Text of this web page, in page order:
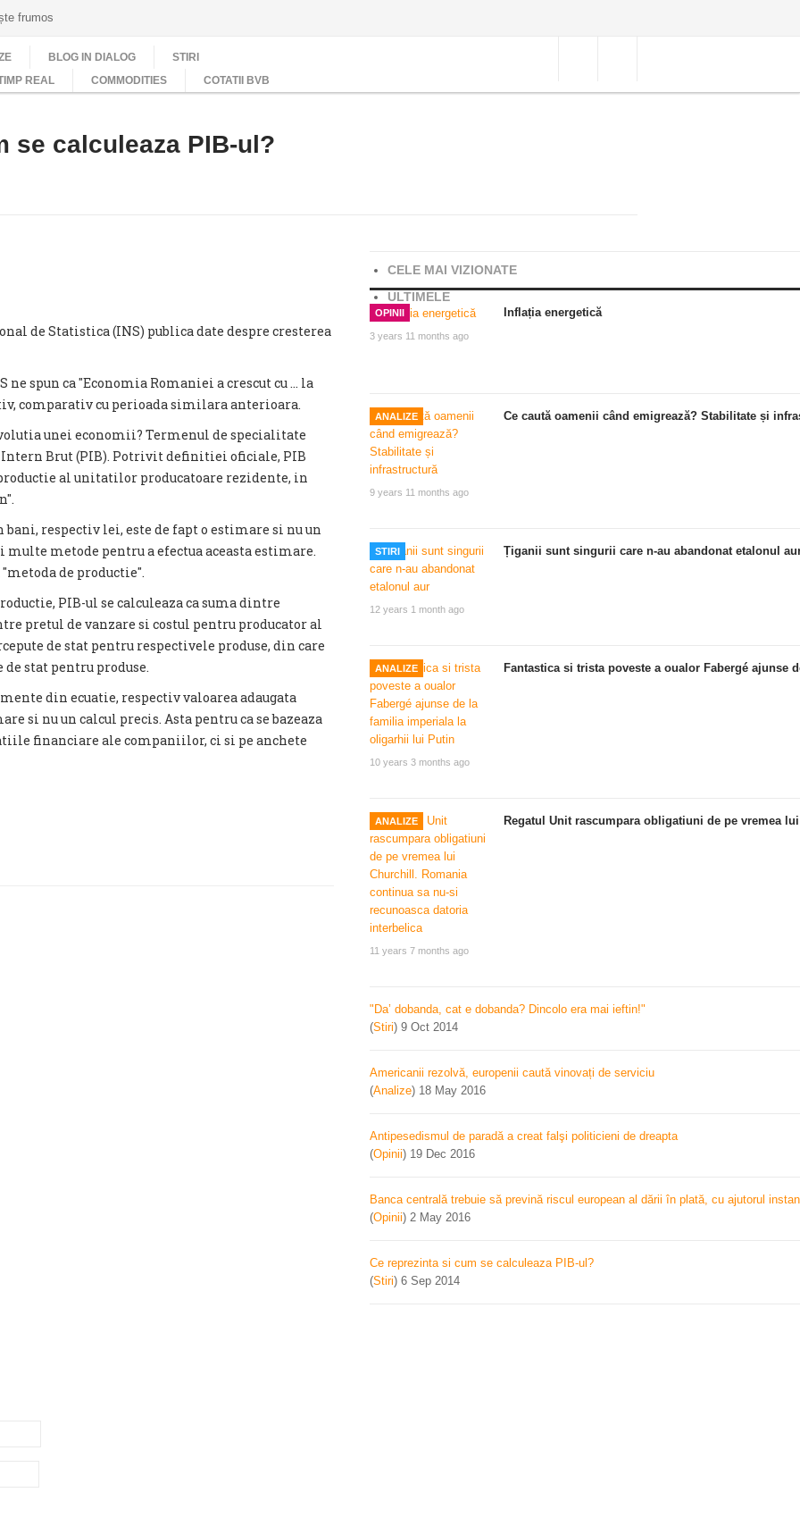
frumos
BLOG IN DIALOG
STIRI
REAL
COMMODITIES COTATII BVB
se calculeaza PIB-ul?
de Statistica (INS) publica date despre cresterea
spun ca "Economia Romaniei a crescut cu ... la
comparativ cu perioada similara anterioara.
unei economii? Termenul de specialitate
Brut (PIB). Potrivit definitiei oficiale, PIB
al unitatilor producatoare rezidente, in
respectiv lei, este de fapt o estimare si nu un
multe metode pentru a efectua aceasta estimare.
de productie".
PIB-ul se calculeaza ca suma dintre
pretul de vanzare si costul pentru producator al
de stat pentru respectivele produse, din care
stat pentru produse.
din ecuatie, respectiv valoarea adaugata
si nu un calcul precis. Asta pentru ca se bazeaza
financiare ale companiilor, ci si pe anchete
CELE MAI VIZIONATE
ULTIMELE
OPINII
3 years 11 months ago
Inflația energetică
ANALIZE
9 years 11 months ago
Ce caută oamenii când emigrează? Stabilitate și
STIRI
12 years 1 month ago
Țiganii sunt singurii care n-au abandonat etalonul
ANALIZE
10 years 3 months ago
Fantastica si trista poveste a oualor Fabergé
ANALIZE
11 years 7 months ago
Regatul Unit rascumpara obligatiuni de pe vremea
"Da’ dobanda, cat e dobanda? Dincolo era mai ieftin!"
(Stiri) 9 Oct 2014
Americanii rezolvă, europenii caută vinovați de serviciu
(Analize) 18 May 2016
Antipesedismul de paradă a creat falşi politicieni de dreapta
(Opinii) 19 Dec 2016
Banca centrală trebuie să prevină riscul european al dării în plată, cu ajutorul
(Opinii) 2 May 2016
Ce reprezinta si cum se calculeaza PIB-ul?
(Stiri) 6 Sep 2014